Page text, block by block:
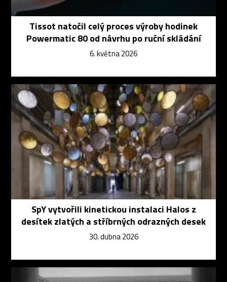
Tissot natočil celý proces výroby hodinek
Powermatic 80 od návrhu po ruční skládání
6. května 2026
SpY vytvořili kinetickou instalaci Halos z
desítek zlatých a stříbrných odrazných desek
30. dubna 2026